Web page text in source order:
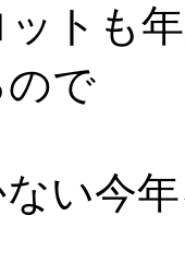
トも
で
い今